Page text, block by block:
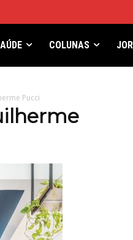
COLUNAS
Pucci